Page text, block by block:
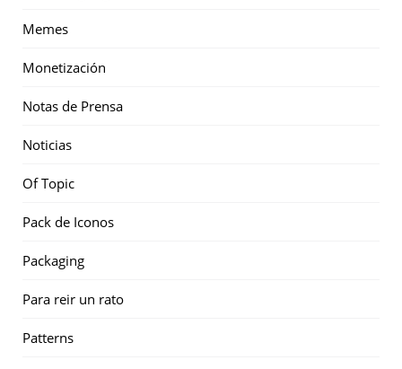
Memes
Monetización
Notas de Prensa
Noticias
Of Topic
Pack de Iconos
Packaging
Para reir un rato
Patterns